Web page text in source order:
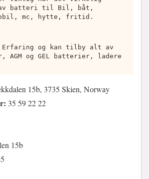
batteri til Bil, båt,
mc, hytte, fritid.
Erfaring og kan tilby alt av
og GEL batterier, ladere
15b, 3735 Skien, Norway
35 59 22 22
15b